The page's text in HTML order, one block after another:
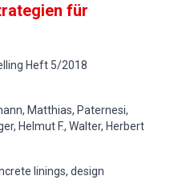
für
Heft 5/2018
Matthias, Paternesi,
Helmut F., Walter, Herbert
linings, design